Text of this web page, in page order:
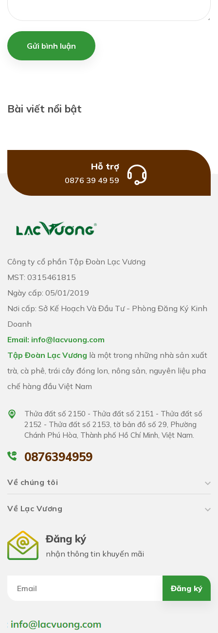
Gửi bình luận
Bài viết nổi bật
Hỗ trợ
0876 39 49 59
Công ty cổ phần Tập Đoàn Lạc Vương
MST: 0315461815
Ngày cấp: 05/01/2019
Nơi cấp: Sở Kế Hoạch Và Đầu Tư - Phòng Đăng Ký Kinh
Doanh
Email: info@lacvuong.com
Tập Đoàn Lạc Vương là một trong những nhà sản xuất
trà, cà phê, trái cây đóng lon, nông sản, nguyên liệu pha
chế hàng đầu Việt Nam
Thửa đất số 2150 - Thửa đất số 2151 - Thửa đất số
2152 - Thửa đất số 2153, tờ bản đồ số 29, Phường
Chánh Phú Hòa, Thành phố Hồ Chí Minh, Việt Nam.
0876394959
Về chúng tôi
Về Lạc Vương
Đăng ký
nhận thông tin khuyến mãi
Đăng ký